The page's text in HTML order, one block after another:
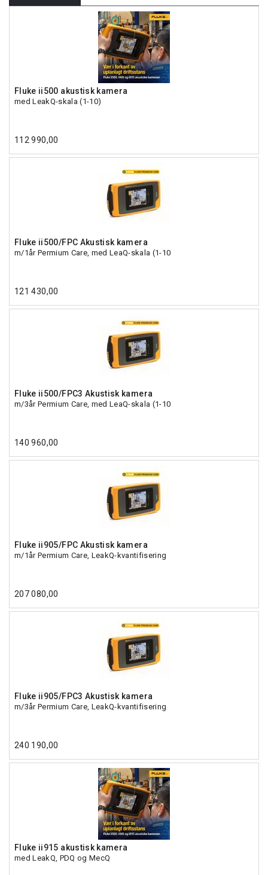
Fluke ii500 akustisk kamera
med LeakQ-skala (1-10)
112 990,00
Fluke ii500/FPC Akustisk kamera
m/1år Permium Care, med LeaQ-skala (1-10
121 430,00
Fluke ii500/FPC3 Akustisk kamera
m/3år Permium Care, med LeaQ-skala (1-10
140 960,00
Fluke ii905/FPC Akustisk kamera
m/1år Permium Care, LeakQ-kvantifisering
207 080,00
Fluke ii905/FPC3 Akustisk kamera
m/3år Permium Care, LeakQ-kvantifisering
240 190,00
Fluke ii915 akustisk kamera
med LeakQ, PDQ og MecQ